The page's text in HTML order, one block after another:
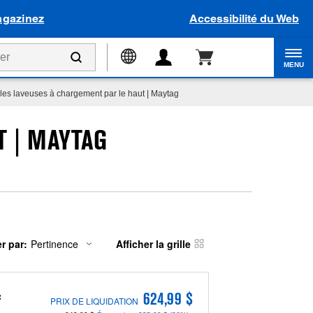
Accessibilité du Web
MENU
laveuses à chargement par le haut | Maytag
| MAYTAG
par: Pertinence Afficher la grille
PRIX DE LIQUIDATION 624,99 $